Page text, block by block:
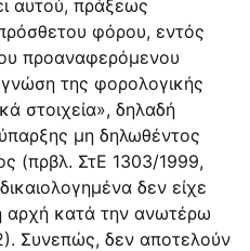
αυτού, πράξεως
φόρου, εντός
προαναφερόμενου
της φορολογικής
στοιχεία», δηλαδή
μη δηλωθέντος
(πρβλ. ΣτΕ 1303/1999,
δεν είχε
αρχή κατά την ανωτέρω
Συνεπώς, δεν αποτελούν